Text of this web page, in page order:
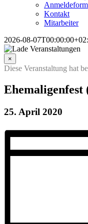
Kontakt
Mitarbeiter
2026-08-
×
Diese Veranstaltung hat
Ehemaligenfest
25. April 2020